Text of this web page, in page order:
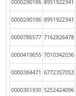
0000290186 8951922341
0000290186 8951922341
0000786577 7162826478
0000419655 7010342036
0000384471 6772357053
0000301930 5252424096